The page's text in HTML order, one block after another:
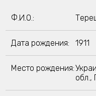
Ф.И.О.:
Дата рождения: 1911
Место рождения:
обл.,